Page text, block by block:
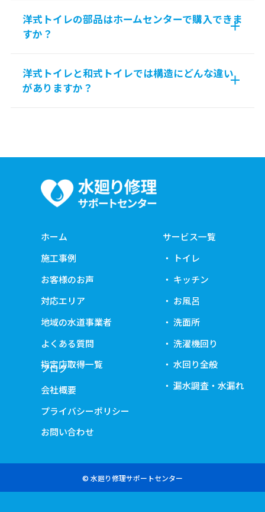
洋式トイレの部品はホームセンターで購入できま
すか？
洋式トイレと和式トイレでは構造にどんな違い
がありますか？
ホーム
施工事例
お客様のお声
対応エリア
地域の水道事業者
よくある質問
指定店取得一覧
サービス一覧
トイレ
キッチン
お風呂
洗面所
洗濯機回り
水回り全般
漏水調査・水漏れ
ブログ
会社概要
プライバシーポリシー
お問い合わせ
© 水廻り修理サポートセンター